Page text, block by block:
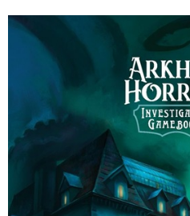
Librigame
Editoria
Giochi di Carte Collezionabili
Miniature
Dadi